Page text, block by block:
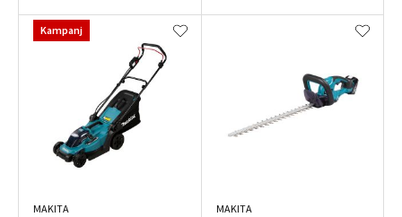
Kampanj
MAKITA MAKITA